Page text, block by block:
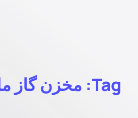
Tag: مخزن گاز مایع زمینی